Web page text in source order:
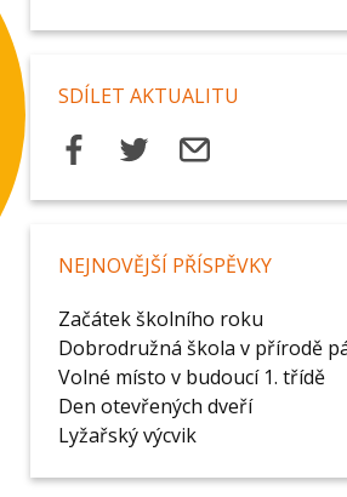
SDÍLET AKTUALITU
NEJNOVĚJŠÍ PŘÍSPĚVKY
Začátek školního roku
Dobrodružná škola v přírodě
Volné místo v budoucí 1. třídě
Den otevřených dveří
Lyžařský výcvik